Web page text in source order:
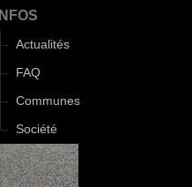
INFOS
Actualités
FAQ
Communes
Société